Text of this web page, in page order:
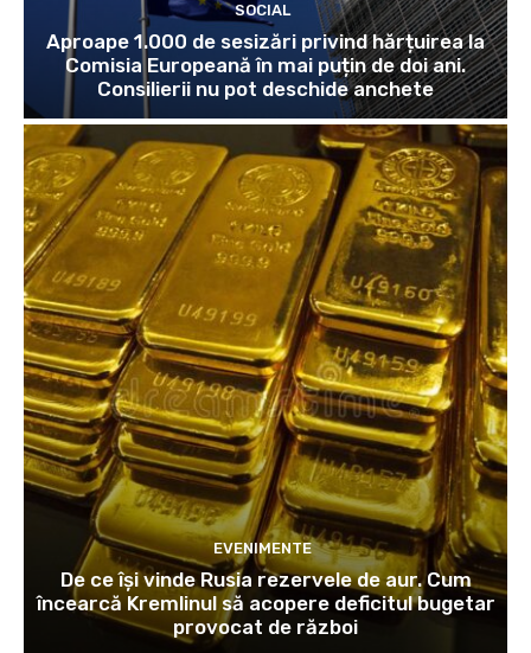
SOCIAL
Aproape 1.000 de sesizări privind hărțuirea la
Comisia Europeană în mai puțin de doi ani.
Consilierii nu pot deschide anchete
EVENIMENTE
De ce își vinde Rusia rezervele de aur. Cum
încearcă Kremlinul să acopere deficitul bugetar
provocat de război